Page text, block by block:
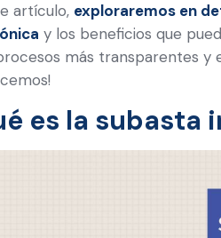
artículo, exploraremos en
y los beneficios que
más transparentes y
es la subasta